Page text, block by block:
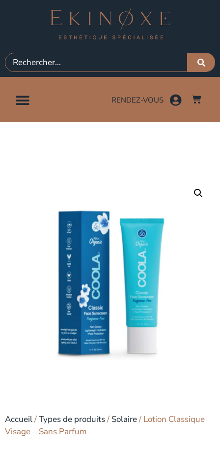
RENDEZ-VOUS
Accueil/Types de produits/ Solaire/ Lotion Classique
Visage – Sans Parfum